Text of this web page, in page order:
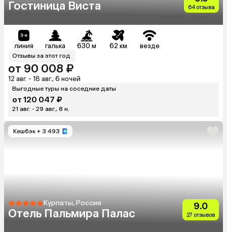
Гостиница Виста 64 отзыва
линия галька 630 м 62 км везде
Отзывы за этот год
от 90 008 ₽
12 авг. - 18 авг., 6 ночей
Выгодные туры на соседние даты
от 120 047 ₽
21 авг. - 29 авг., 8 н.
Кешбэк + 3 493
Курпаты, Россия
Отель Пальмира Палас
9.0
27 отзывов